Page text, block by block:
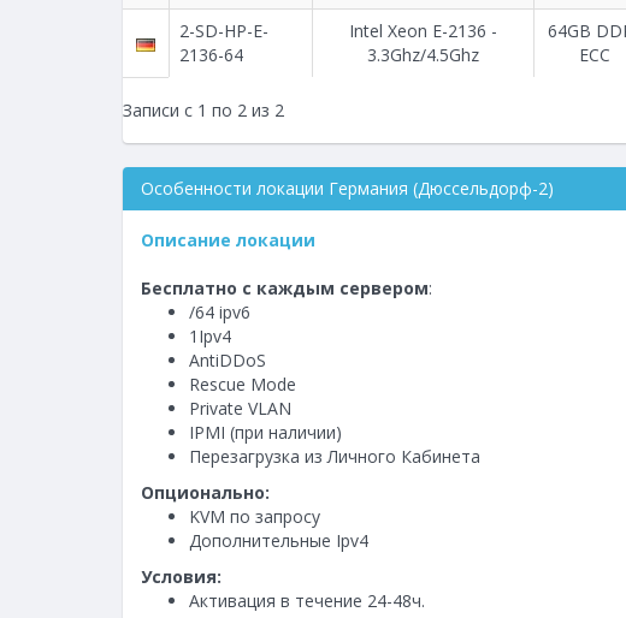
2-SD-HP-E-
2136-64
Intel Xeon E-2136 -
3.3Ghz/4.5Ghz
64GB
ECC
Записи с 1 по 2 из 2
Особенности локации Германия (Дюссельдорф-2)
Описание локации
Бесплатно с каждым сервером:
/64 ipv6
1Ipv4
AntiDDoS
Rescue Mode
Private VLAN
IPMI (при наличии)
Перезагрузка из Личного Кабинета
Опционально:
KVM по запросу
Дополнительные Ipv4
Условия:
Активация в течение 24-48ч.